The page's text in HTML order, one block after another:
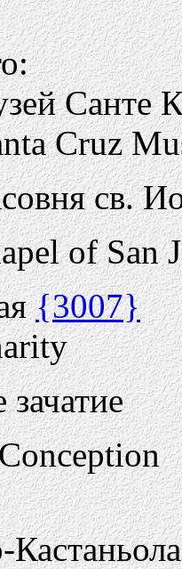
Санте
Cruz
св.
of San
{3007}